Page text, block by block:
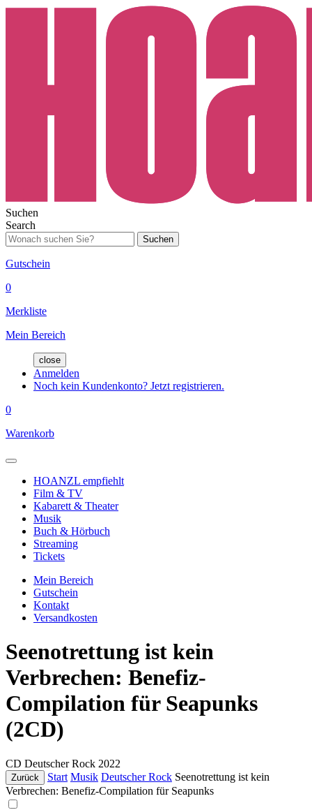
Suchen
Search
Suchen
Gutschein
0
Merkliste
Mein Bereich
close
Anmelden
Noch kein Kundenkonto? Jetzt registrieren.
0
Warenkorb
HOANZL empfiehlt
Film & TV
Kabarett & Theater
Musik
Buch & Hörbuch
Streaming
Tickets
Mein Bereich
Gutschein
Kontakt
Versandkosten
Seenotrettung ist kein
Verbrechen: Benefiz-
Compilation für Seapunks
(2CD)
CD Deutscher Rock 2022
Zurück Start Musik Deutscher Rock Seenotrettung ist kein
Verbrechen: Benefiz-Compilation für Seapunks